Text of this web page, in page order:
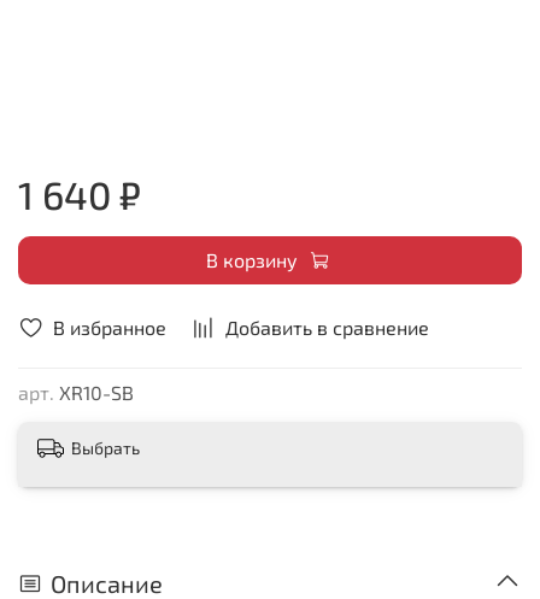
В избранное Добавить в сравнение
арт. XR10-SB
1 640 ₽
В корзину
Выбрать
Описание